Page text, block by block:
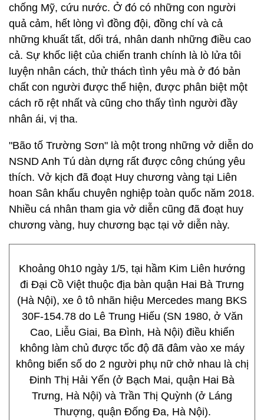
chống Mỹ, cứu nước. Ở đó có những con người
quả cảm, hết lòng vì đồng đội, đồng chí và cả
những khuất tất, dối trá, nhân danh những điều cao
cả. Sự khốc liệt của chiến tranh chính là lò lửa tôi
luyện nhân cách, thử thách tình yêu mà ở đó bản
chất con người được thể hiện, được phân biệt một
cách rõ rệt nhất và cũng cho thấy tình người đầy
nhân ái, vị tha.
"Bão tố Trường Sơn" là một trong những vở diễn do
NSND Anh Tú dàn dựng rất được công chúng yêu
thích. Vở kịch đã đoạt Huy chương vàng tại Liên
hoan Sân khấu chuyên nghiệp toàn quốc năm 2018.
Nhiều cá nhân tham gia vở diễn cũng đã đoạt huy
chương vàng, huy chương bạc tại vở diễn này.
Khoảng 0h10 ngày 1/5, tại hầm Kim Liên hướng
đi Đại Cồ Việt thuộc địa bàn quận Hai Bà Trưng
(Hà Nội), xe ô tô nhãn hiệu Mercedes mang BKS
30F-154.78 do Lê Trung Hiếu (SN 1980, ở Văn
Cao, Liễu Giai, Ba Đình, Hà Nội) điều khiển
không làm chủ được tốc độ đã đâm vào xe máy
không biển số do 2 người phụ nữ chở nhau là chị
Đinh Thị Hải Yến (ở Bạch Mai, quận Hai Bà
Trưng, Hà Nội) và Trần Thị Quỳnh (ở Láng
Thượng, quận Đống Đa, Hà Nội).